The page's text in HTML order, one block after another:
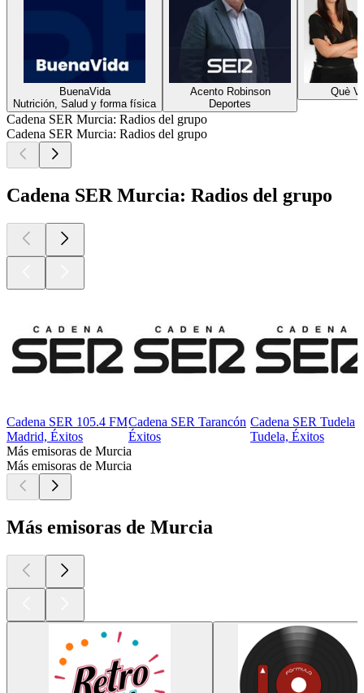
BuenaVida
Nutrición, Salud y forma física
Acento Robinson
Deportes
Què
Cadena SER Murcia: Radios del grupo
Cadena SER Murcia: Radios del grupo
Cadena SER Murcia: Radios del grupo
Cadena SER 105.4 FM
Madrid, Éxitos
Cadena SER Tarancón
Éxitos
Cadena SER Tudela
Tudela, Éxitos
Más emisoras de Murcia
Más emisoras de Murcia
Más emisoras de Murcia